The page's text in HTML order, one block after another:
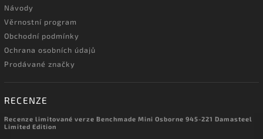
Návody
Věrnostní program
Obchodní podmínky
Ochrana osobních údajů
Prodávané značky
RECENZE
Recenze limitované verze Benchmade Mini Osborne 945-221 Damasteel
Limited Edition